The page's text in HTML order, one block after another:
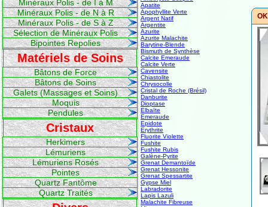
Minéraux Polis - de I à M
Minéraux Polis - de N à R
Minéraux Polis - de S à Z
Sélection de Minéraux Polis
Bipointes Repolies
Matériels de Soins
Bâtons de Force
Bâtons de Soins
Galets (Massages et Soins)
Moquis
Pendules
Cristaux
Herkimers
Lémuriens
Lémuriens Rosés
Pointes
Quartz Fantôme
Quartz Traités
Apatite
Apophyllite Verte
Argent Natif
Argentite
Azurite
Azurite Malachite
Barytine-Blende
Bismuth de Synthèse
Calcite Emeraude
Calcite Verte
Cavensite
Chiastolite
Chrysocolle
Cristal de Roche (Brésil)
Danburite
Dioptase
Elbaïte
Emeraude
Epidote
Erythrite
Fluorite Violette
Fushite
Fushite Rubis
Galène-Pyrite
Grenat Demantoïde
Grenat Hessonite
Grenat Spessartite
Gypse Miel
Labradorite
Lapis Lazuli
Malachite Fibreuse